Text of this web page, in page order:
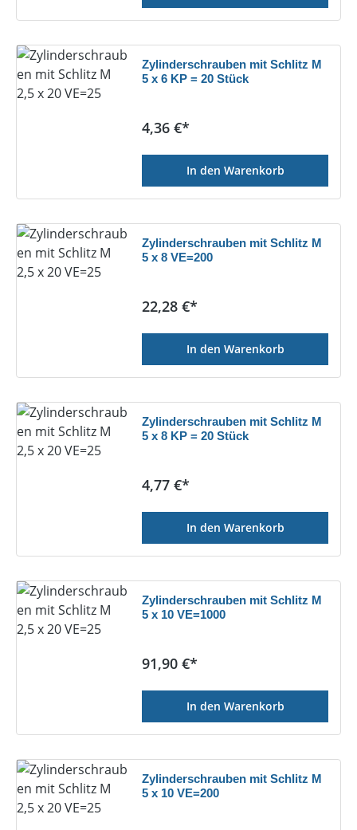
Zylinderschrauben mit Schlitz M
5 x 6 KP = 20 Stück
Regulärer Preis:
4,36 €*
In den Warenkorb
Zylinderschrauben mit Schlitz M
5 x 8 VE=200
Regulärer Preis:
22,28 €*
In den Warenkorb
Zylinderschrauben mit Schlitz M
5 x 8 KP = 20 Stück
Regulärer Preis:
4,77 €*
In den Warenkorb
Zylinderschrauben mit Schlitz M
5 x 10 VE=1000
Regulärer Preis:
91,90 €*
In den Warenkorb
Zylinderschrauben mit Schlitz M
5 x 10 VE=200